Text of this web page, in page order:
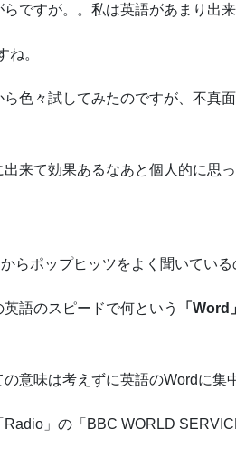
ですが。。私は英語があまり出来
ね。
色々試してみたのですが、不真
来て効果あるなあと個人的に思っ
からポップヒッツをよく聞いている
語のスピードで何という 「Word」
意味は考えずに英語のWordに集
」の「BBC WORLD